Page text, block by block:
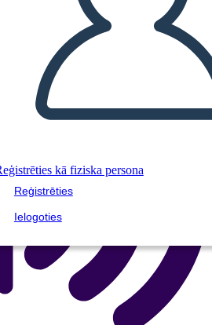
kā fiziska persona
Reģistrēties
Ielogoties
IZLASI MAN